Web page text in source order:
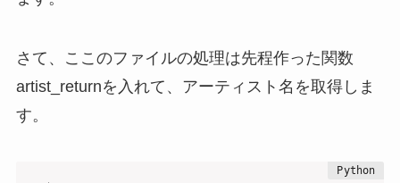
さて、ここのファイルの処理は先程作った関数
artist_returnを入れて、アーティスト名を取得しま
す。